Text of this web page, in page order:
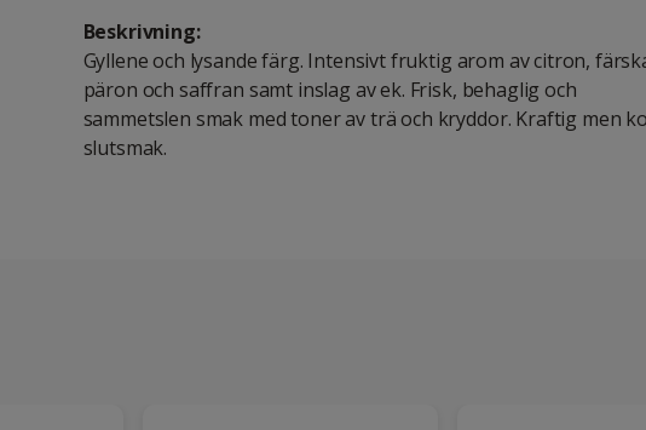
Beskrivning:
Gyllene och lysande färg. Intensivt fruktig arom av citron,
päron och saffran samt inslag av ek. Frisk, behaglig och
sammetslen smak med toner av trä och kryddor. Kraftig men
slutsmak.